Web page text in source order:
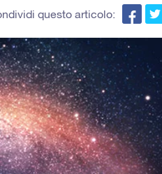
questo articolo: